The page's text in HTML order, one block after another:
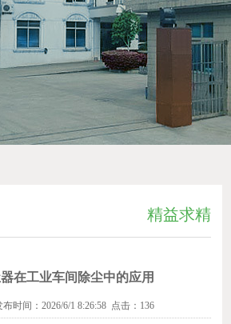
精益求精
在工业车间除尘中的应用
时间：2026/6/1 8:26:58 点击：136